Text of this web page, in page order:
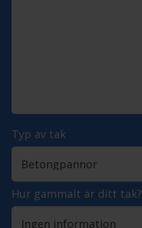
Typ av tak
Hur gammalt är ditt tak?